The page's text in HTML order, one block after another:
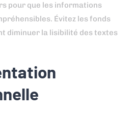
pour que les informations
Évitez les fonds
diminuer la lisibilité des textes